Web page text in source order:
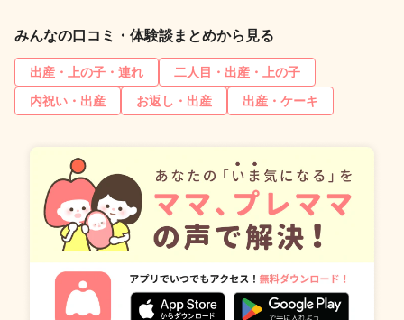
みんなの口コミ・体験談まとめから見る
出産・上の子・連れ
二人目・出産・上の子
内祝い・出産
お返し・出産 出産・ケーキ